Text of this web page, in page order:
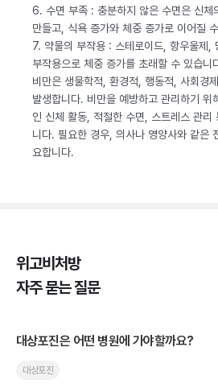
6. 수면 부족 : 충분하지 않은 수면은 신체
만들고, 식욕 증가와 체중 증가로 이어질
7. 약물의 부작용 : 스테로이드, 항우울제,
부작용으로 체중 증가를 초래할 수 있습니
비만은 생물학적, 환경적, 행동적, 사회경
발생합니다. 비만을 예방하고 관리하기 위
인 신체 활동, 적절한 수면, 스트레스 관리
니다. 필요한 경우, 의사나 영양사와 같은
요합니다.
위고비처방
자주 묻는 질문
대상포진은 어떤 병원에 가야할까요?
대상포진